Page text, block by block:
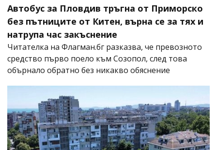
Автобус за Пловдив тръгна от Приморско
без пътниците от Китен, върна се за тях и
натрупа час закъснение
Читателка на Флагман.бг разказва, че превозното
средство първо поело към Созопол, след това
обърнало обратно без никакво обяснение